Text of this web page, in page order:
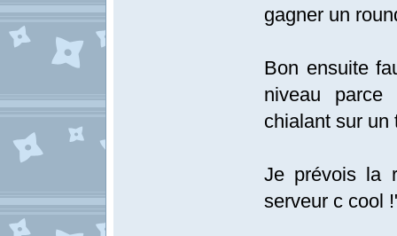
gagner un
Bon ensuite
niveau
chialant sur un
Je prévois la
serveur c cool